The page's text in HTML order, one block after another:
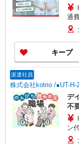
通
キープ
派遣社員
株式会社kotrio /●UT-H-
デ
不
ン